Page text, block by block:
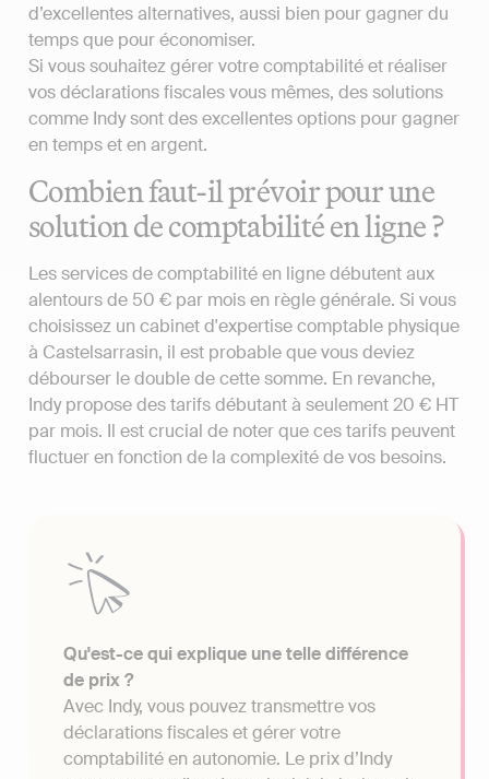
d’excellentes alternatives, aussi bien pour gagner du
temps que pour économiser.
Si vous souhaitez gérer votre comptabilité et réaliser
vos déclarations fiscales vous mêmes, des solutions
comme Indy sont des excellentes options pour gagner
en temps et en argent.
Combien faut-il prévoir pour une
solution de comptabilité en ligne ?
Les services de comptabilité en ligne débutent aux
alentours de 50 € par mois en règle générale. Si vous
choisissez un cabinet d'expertise comptable physique
à Castelsarrasin, il est probable que vous deviez
débourser le double de cette somme. En revanche,
Indy propose des tarifs débutant à seulement 20 € HT
par mois. Il est crucial de noter que ces tarifs peuvent
fluctuer en fonction de la complexité de vos besoins.
Qu'est-ce qui explique une telle différence
de prix ?
Avec Indy, vous pouvez transmettre vos
déclarations fiscales et gérer votre
comptabilité en autonomie. Le prix d’Indy